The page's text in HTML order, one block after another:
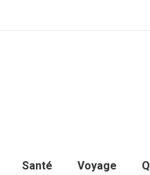
Santé Voyage